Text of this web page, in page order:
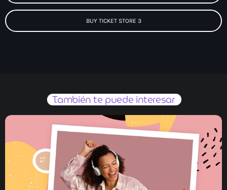
BUY TICKET STORE 3
También te puede interesar